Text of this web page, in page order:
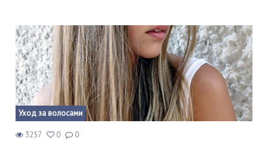
Уход за волосами
3257 0 0